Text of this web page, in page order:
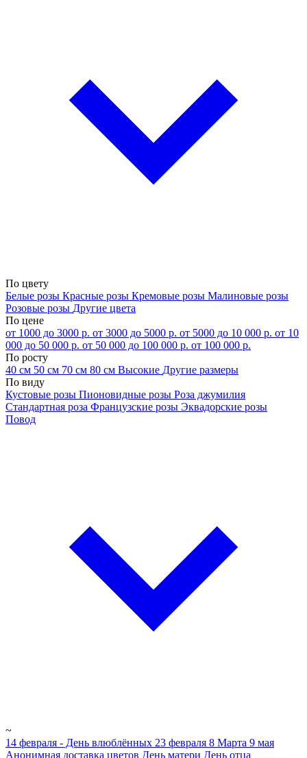
По цвету
Белые розы Красные розы Кремовые розы Малиновые розы
Розовые розы Другие цвета
По цене
от 1000 до 3000 р. от 3000 до 5000 р. от 5000 до 10 000 р. от 10
000 до 50 000 р. от 50 000 до 100 000 р. от 100 000 р.
По росту
40 см 50 см 70 см 80 см Высокие Другие размеры
По виду
Кустовые розы Пионовидные розы Роза джумилия
Стандартная роза Французские розы Эквадорские розы
Повод
~
14 февраля - День влюблённых 23 февраля 8 Марта 9 мая
Анонимная доставка цветов День матери День отца